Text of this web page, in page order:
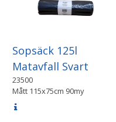
Sopsäck 125l
Matavfall Svart
23500
Mått 115x75cm 90my